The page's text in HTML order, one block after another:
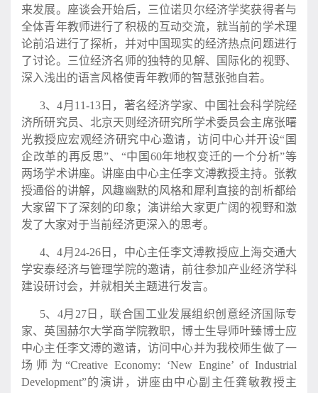
来发展。座谈会开始后，三位诺贝尔经济学奖获得者与
全体青年教师进行了积极的互动交流，就当前的学术理
论前沿进行了探析，并对中国现实的经济热点问题进行
了讨论。三位经济名师的独特的见解、国际化的视野、
深入浅出的语言风格使青年教师的智慧张弛自若。
3、4月11-13日，著名经济学家、中国社会科学院经
济所研究员、北京天则经济研究所学术委员会主席张曙
光教授应宏观经济研究中心邀请，访问中心并开设“国
企改革的再反思”、“中国60年地权变迁的一个分析”等
两场学术讲座。讲座由中心主任李文溥教授主持。张教
授通俗的讲解，风趣幽默的风格和犀利直接的剖析都给
大家留下了深刻的印象；演讲给大家更广阔的视野和激
发了大家对于当前经济更深入的思考。
4、4月24-26日，中心主任李文溥教授应上海交通大
学安泰经济与管理学院的邀请，前往参加产业经济学科
建设研讨会，并就相关主题进行发言。
5、4月27日，联合国工业发展组织创意经济国际专
家、英国赫尔大学商学院教职，博士生导师叶臻博士应
中心主任李文溥的邀请，访问中心并为我校师生做了一
场师为“Creative Economy: ‘New Engine’ of Industrial
Development”的演讲，讲座由中心副主任龚敏教授主